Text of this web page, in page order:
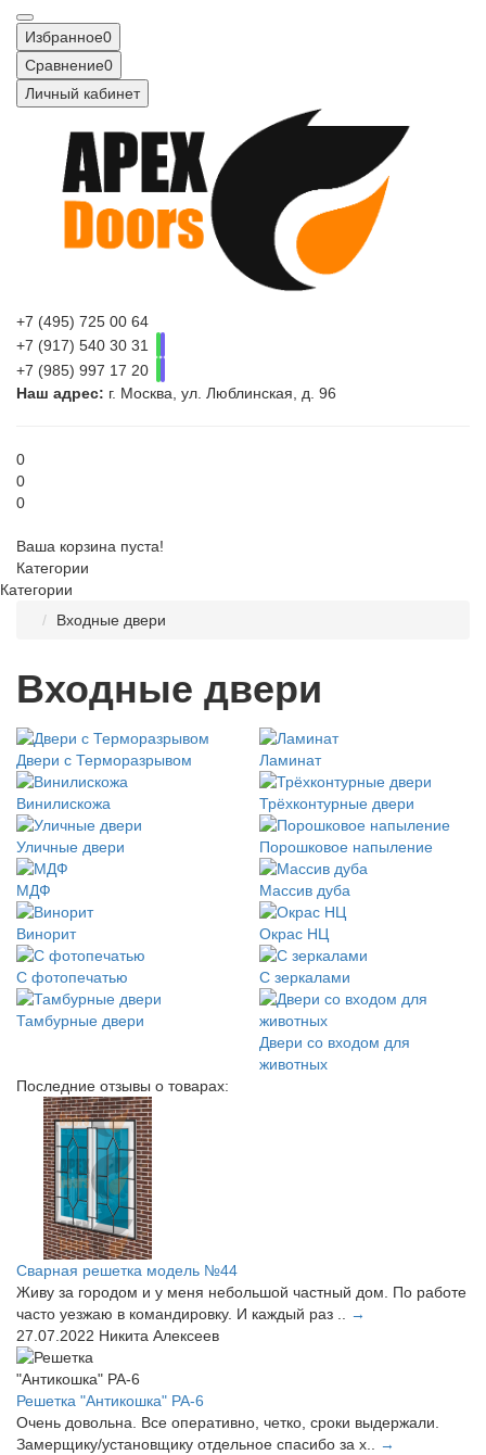
Избранное0
Сравнение0
Личный кабинет
+7 (495) 725 00 64
+7 (917) 540 30 31
+7 (985) 997 17 20
Наш адрес: г. Москва, ул. Люблинская, д. 96
0
0
0
Ваша корзина пуста!
Категории
Категории
Входные двери
Входные двери
Двери с Терморазрывом Ламинат
Винилискожа Трёхконтурные двери
Уличные двери Порошковое напыление
МДФ Массив дуба
Винорит Окрас НЦ
С фотопечатью С зеркалами
Тамбурные двери
Двери со входом для
животных
Последние отзывы о товарах:
Сварная решетка модель №44
Живу за городом и у меня небольшой частный дом. По работе
часто уезжаю в командировку. И каждый раз ..
→
27.07.2022 Никита Алексеев
Решетка "Антикошка" РА-6
Очень довольна. Все оперативно, четко, сроки выдержали.
Замерщику/установщику отдельное спасибо за х..
→